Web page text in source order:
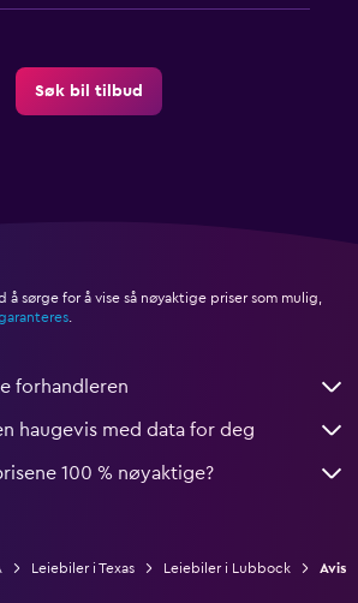
Søk bil tilbud
å sørge for å vise så nøyaktige priser som mulig,
.
forhandleren
haugevis med data for deg
100 % nøyaktige?
Leiebiler i Texas Leiebiler i Lubbock Avis